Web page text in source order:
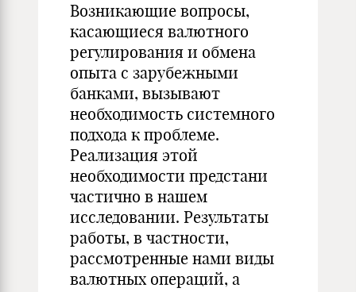
Возникающие вопросы,
касающиеся валютного
регулирования и обмена
опыта с зарубежными
банками, вызывают
необходимость системного
подхода к проблеме.
Реализация этой
необходимости предстани
частично в нашем
исследовании. Результаты
работы, в частности,
рассмотренные нами виды
валютных операций, а